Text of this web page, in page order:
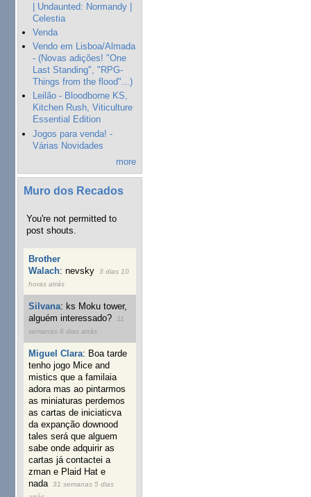
| Undaunted: Normandy |
Celestia
Venda
Vendo em Lisboa/Almada
- (Novas adições! "One
Last Standing", "RPG-
Things from the flood"...)
Leilão - Bloodborne KS,
Kitchen Rush, Viticulture
Essential Edition
Jogos para venda! -
Várias Novidades
more
Muro dos Recados
You're not permitted to
post shouts.
Brother
Walach:nevsky
3 dias 10
horas atrás
Silvana: ks Moku tower,
alguém interessado?
11
semanas 6 dias atrás
Miguel Clara: Boa tarde
tenho jogo Mice and
mistics que a familaia
adora mas ao pintarmos
as miniaturas perdemos
as cartas de iniciaticva
da expanção downood
tales será que alguem
sabe onde adquirir as
cartas já contactei a
zman e Plaid Hat e
nada
31 semanas 5 dias